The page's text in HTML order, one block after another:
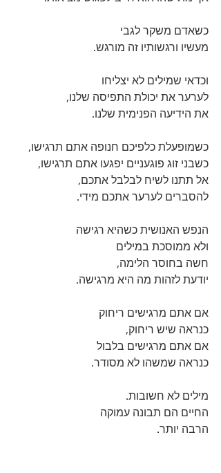
כשאדם משקר לגבי
מעשיו ורגשותיו זה מורגש.
וכדאי שמילים לא יצליחו
לערער את יכולת התפיסה שלנו,
את הידיעה הפנימית שלנו.
כשמופעלת כלפיכם חנופה אתם תרגישו,
כשבני זוג פוגעניים יפגעו אתם תרגישו,
אל תתנו לשיח לבלבל אתכם,
להסברים לערער אתכם מידי.
הנפש האנושית כשהיא רגישה
ולא ממוסכת במילים
חשה בחוסר הלימה,
יודעת לזהות מה היא מרגישה.
אם אתם מרגישים ריחוק
כנראה שיש ריחוק,
אם אתם מרגישים בלבול
כנראה שמשהו לא מסודר.
מילים לא חשובות.
החיים הם תבונה עמוקה
הרבה יותר.